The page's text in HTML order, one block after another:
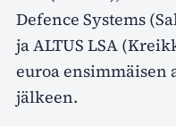
Defence Systems
ja ALTUS LSA
euroa
jälkeen.